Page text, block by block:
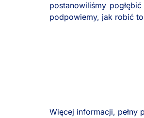
postanowiliśmy
podpowiemy, jak robić
Więcej informacji, pełny